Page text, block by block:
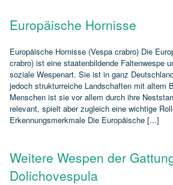
Europäische Hornisse
Europäische Hornisse (Vespa crabro) Die
crabro) ist eine staatenbildende Faltenwespe
soziale Wespenart. Sie ist in ganz
jedoch strukturreiche Landschaften mit altem
Menschen ist sie vor allem durch ihre
relevant, spielt aber zugleich eine wichtige
Erkennungsmerkmale Die Europäische [...]
Weitere Wespen der
Dolichovespula